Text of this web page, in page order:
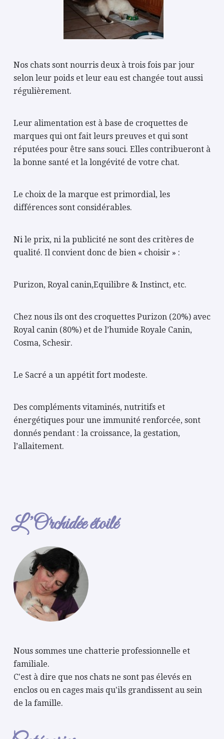
Nos chats sont nourris deux à trois fois par jour
selon leur poids et leur eau est changée tout aussi
régulièrement.
Leur alimentation est à base de croquettes de
marques qui ont fait leurs preuves et qui sont
réputées pour être sans souci. Elles contribueront à
la bonne santé et la longévité de votre chat.
Le choix de la marque est primordial, les
différences sont considérables.
Ni le prix, ni la publicité ne sont des critères de
qualité. Il convient donc de bien « choisir » :
Purizon, Royal canin,Equilibre & Instinct, etc.
Chez nousils ont des croquettes Purizon (20%) avec
Royal canin (80%) et de l’humide Royale Canin,
Cosma, Schesir.
Le Sacré a un appétit fort modeste.
Des compléments vitaminés, nutritifs et
énergétiques pour une immunité renforcée, sont
donnés pendant : la croissance, la gestation,
l’allaitement.
L’Orchidée étoilé
Nous sommes une chatterie professionnelle et
familiale.
C'est à dire que nos chats ne sont pas élevés en
enclos ou en cages mais qu'ils grandissent au sein
de la famille.